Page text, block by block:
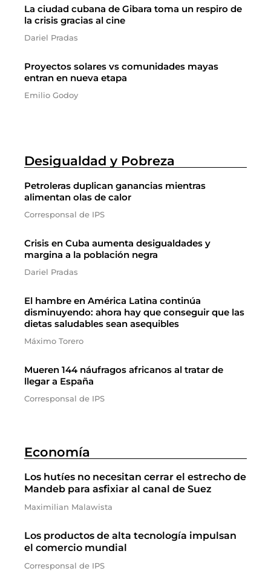
La ciudad cubana de Gibara toma un respiro de
la crisis gracias al cine
Dariel Pradas
Proyectos solares vs comunidades mayas
entran en nueva etapa
Emilio Godoy
Desigualdad y Pobreza
Petroleras duplican ganancias mientras
alimentan olas de calor
Corresponsal de IPS
Crisis en Cuba aumenta desigualdades y
margina a la población negra
Dariel Pradas
El hambre en América Latina continúa
disminuyendo: ahora hay que conseguir que las
dietas saludables sean asequibles
Máximo Torero
Mueren 144 náufragos africanos al tratar de
llegar a España
Corresponsal de IPS
Economía
Los hutíes no necesitan cerrar el estrecho de
Mandeb para asfixiar al canal de Suez
Maximilian Malawista
Los productos de alta tecnología impulsan
el comercio mundial
Corresponsal de IPS